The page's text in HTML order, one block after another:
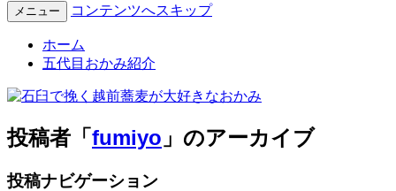
メニュー コンテンツへスキップ
ホーム
五代目おかみ紹介
投稿者「fumiyo 」のアーカイブ
投稿ナビゲーション